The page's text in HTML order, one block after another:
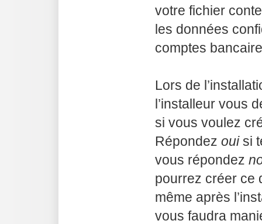
votre fichier
les données
comptes
Lors de
l’installeur vous
si vous voulez
Répondez ouisi
vous répondez
pourrez créer ce
même après
vous faudra